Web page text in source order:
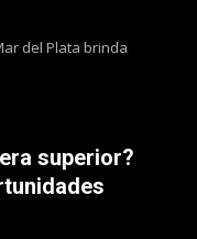
del Plata brinda
superior?